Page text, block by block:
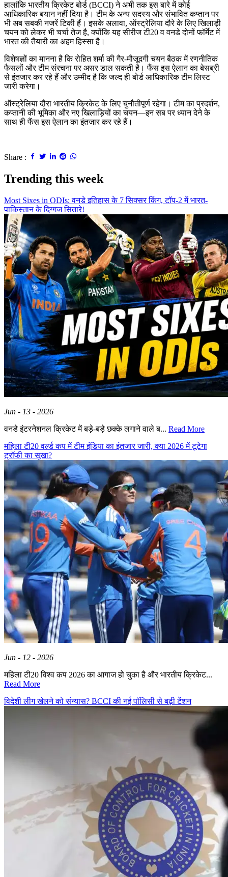
हालांकि भारतीय क्रिकेट बोर्ड (BCCI) ने अभी तक इस बारे में कोई
आधिकारिक बयान नहीं दिया है। टीम के अन्य सदस्य और संभावित कप्तान पर
भी अब सबकी नजरें टिकी हैं। इसके अलावा, ऑस्ट्रेलिया दौरे के लिए खिलाड़ी
चयन को लेकर भी चर्चा तेज है, क्योंकि यह सीरीज टी20 व वनडे दोनों फॉर्मेट में
भारत की तैयारी का अहम हिस्सा है।
विशेषज्ञों का मानना है कि रोहित शर्मा की गैर-मौजूदगी चयन बैठक में रणनीतिक
फैसलों और टीम संरचना पर असर डाल सकती है। फैंस इस ऐलान का बेसब्री
से इंतजार कर रहे हैं और उम्मीद है कि जल्द ही बोर्ड आधिकारिक टीम लिस्ट
जारी करेगा।
ऑस्ट्रेलिया दौरा भारतीय क्रिकेट के लिए चुनौतीपूर्ण रहेगा। टीम का प्रदर्शन,
कप्तानी की भूमिका और नए खिलाड़ियों का चयन—इन सब पर ध्यान देने के
साथ ही फैंस इस ऐलान का इंतजार कर रहे हैं।
Share :
Trending this week
Most Sixes in ODIs: वनडे इतिहास के 7 सिक्सर किंग, टॉप-2 में भारत-
पाकिस्तान के दिग्गज सितारे!
Jun - 13 - 2026
वनडे इंटरनेशनल क्रिकेट में बड़े-बड़े छक्के लगाने वाले ब... Read More
महिला टी20 वर्ल्ड कप में टीम इंडिया का इंतजार जारी, क्या 2026 में टूटेगा
ट्रॉफी का सूखा?
Jun - 12 - 2026
महिला टी20 विश्व कप 2026 का आगाज हो चुका है और भारतीय क्रिकेट...
Read More
विदेशी लीग खेलने को संन्यास? BCCI की नई पॉलिसी से बढ़ी टेंशन